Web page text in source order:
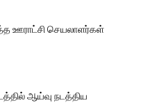
ஊராட்சி செயலாளர்கள்
ஆய்வு நடத்திய